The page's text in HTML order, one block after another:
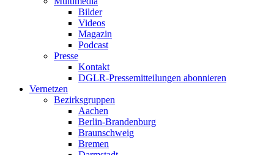
Bilder
Videos
Magazin
Podcast
Presse
Kontakt
DGLR-Pressemitteilungen abonnieren
Vernetzen
Bezirksgruppen
Aachen
Berlin-Brandenburg
Braunschweig
Bremen